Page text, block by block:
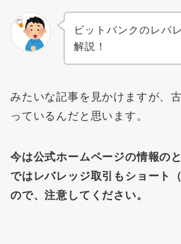
ビットバンクのレバ
解説！
みたいな記事を見かけますが、
っているんだと思います。
今は公式ホームページの情報の
ではレバレッジ取引もショート
ので、注意してください。